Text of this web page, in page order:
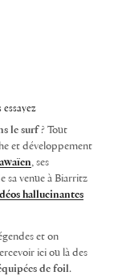
le surf ? Tout
et développement
, ses
sa venue à Biarritz
hallucinantes
et on
ici ou là des
de foil.